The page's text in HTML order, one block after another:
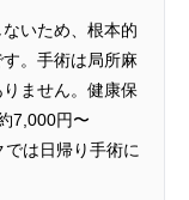
いため、根本的
。手術は局所麻
ません。健康保
7,000円〜
は日帰り手術に